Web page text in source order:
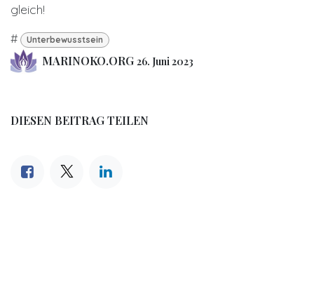
gleich!
# Unterbewusstsein
MARINOKO.ORG 26. Juni 2023
DIESEN BEITRAG TEILEN